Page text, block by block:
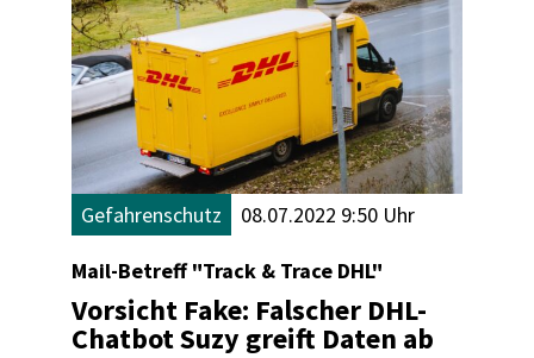
Gefahrenschutz 08.07.2022 9:50 Uhr
Mail-Betreff "Track & Trace DHL"
Vorsicht Fake: Falscher DHL-
Chatbot Suzy greift Daten ab